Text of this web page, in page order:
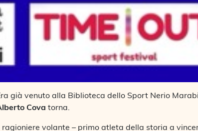
già venuto alla Biblioteca dello Sport Nerio
Cova torna.
Il ragioniere volante – primo atleta della storia a